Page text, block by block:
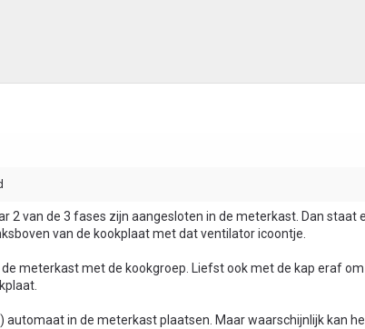
2 van de 3 fases zijn aangesloten in de meterkast. Dan staat
van de kookplaat met dat ventilator icoontje.
meterkast met de kookgroep. Liefst ook met de kap eraf
automaat in de meterkast plaatsen. Maar waarschijnlijk kan